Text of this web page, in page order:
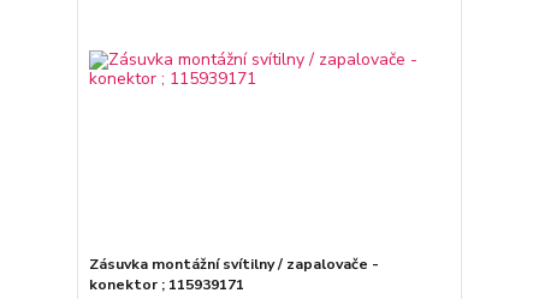
Zásuvka montážní svítilny / zapalovače -
konektor ; 115939171